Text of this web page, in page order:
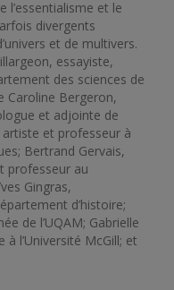
l’essentialisme et le
divergents
et de multivers.
essayiste,
des sciences de
Caroline Bergeron,
et adjointe de
artiste et professeur à
Bertrand Gervais,
professeur au
Gingras,
d’histoire;
de l’UQAM; Gabrielle
l’Université McGill; et